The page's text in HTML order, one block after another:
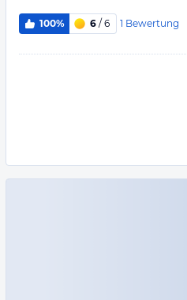
100% 6 / 6 1 Bewertung